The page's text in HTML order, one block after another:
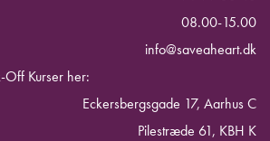
08.00-15.00
info@saveaheart.dk
Off Kurser her:
Eckersbergsgade 17, Aarhus C
Pilestræde 61, KBH K